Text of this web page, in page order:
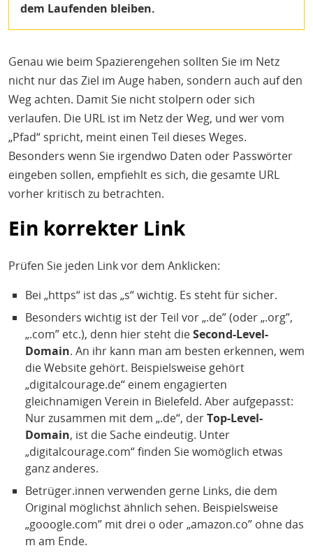
dem Laufenden bleiben.
Genau wie beim Spazierengehen sollten Sie im Netz
nicht nur das Ziel im Auge haben, sondern auch auf den
Weg achten. Damit Sie nicht stolpern oder sich
verlaufen. Die URL ist im Netz der Weg, und wer vom
„Pfad“ spricht, meint einen Teil dieses Weges.
Besonders wenn Sie irgendwo Daten oder Passwörter
eingeben sollen, empfiehlt es sich, die gesamte URL
vorher kritisch zu betrachten.
Ein korrekter Link
Prüfen Sie jeden Link vor dem Anklicken:
Bei „https“ ist das „s“ wichtig. Es steht für sicher.
Besonders wichtig ist der Teil vor „.de” (oder „.org”,
„.com” etc.), denn hier steht dieSecond-Level-
Domain. An ihr kann man am besten erkennen, wem
die Website gehört. Beispielsweise gehört
„digitalcourage.de“ einem engagierten
gleichnamigen Verein in Bielefeld. Aber aufgepasst:
Nur zusammen mit dem „.de“, derTop-Level-
Domain, ist die Sache eindeutig. Unter
„digitalcourage.com“ finden Sie womöglich etwas
ganz anderes.
Betrüger.innen verwenden gerne Links, die dem
Original möglichst ähnlich sehen. Beispielsweise
„gooogle.com” mit drei o oder „amazon.co” ohne das
m am Ende.